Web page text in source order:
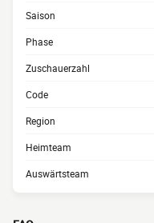
Saison
Phase
Zuschauerzahl
Code
Region
Heimteam
Auswärtsteam